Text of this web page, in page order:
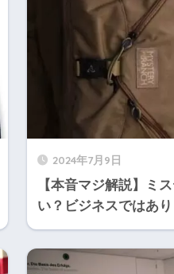
2024年7月9日
【本音マジ解説】ミ
い？ビジネスではあり